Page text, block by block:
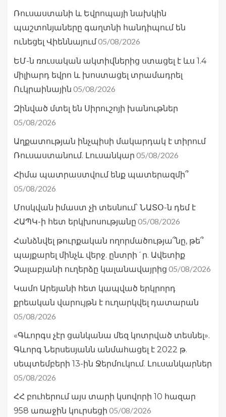
Ռուսաստանի և Եվրոպայի նախկին
պաշտոնյաները գաղտնի հանդիպում են
ունեցել Վիեննայում05/08/2026
ԵՄ-ն ռուսական ակտիվներից ստացել է ևս 1.4
միլիարդ եվրո և խոստացել տրամադրել
Ուկրաինային 05/08/2026
Զինված մտել են Սիրուշոյի խանութներ
05/08/2026
Աղքատության ինչպիսի մակարդակ է տիրում
Ռուսաստանում. Լուսանկար 05/08/2026
Հիմա պատրաստվում ենք պատերազմի՞
05/08/2026
Մոսկվան իմաստ չի տեսնում՝ ՆԱՏՕ-ն դեմ է
ՀԱՊԿ-ի հետ երկխոսությանը 05/08/2026
Հանձնվել թուրքական ողորմածությա՞նը, թե՞
պայքարել մինչև վերջ. ընտրի´ր. Ավետիք
Չալաբյանի ուղերձը կալանավայրից 05/08/2026
Կամո Արեյանի հետ կապված երկրորդ
քրեական վարույթն է ուղարկվել դատարան
05/08/2026
«Գևորգս չէր ցանկանա մեզ կոտրված տեսնել».
Գևորգ Ներսեսյանն անմահացել է 2022 թ.
սեպտեմբերի 13-ին Ջերմուկում. Լուսանկարներ
05/08/2026
ՀՀ բուհերում այս տարի կսովորի 10 հազար
958 առաջին կուրսեցի 05/08/2026